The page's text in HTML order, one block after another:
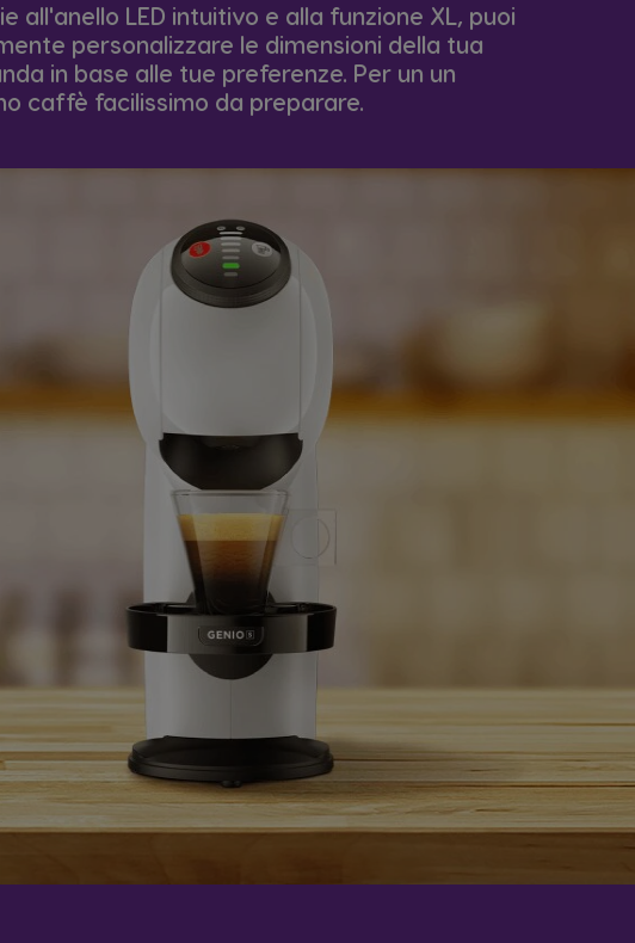
all'anello LED intuitivo e alla funzione XL, puoi
personalizzare le dimensioni della tua
in base alle tue preferenze. Per un un
caffè facilissimo da preparare.